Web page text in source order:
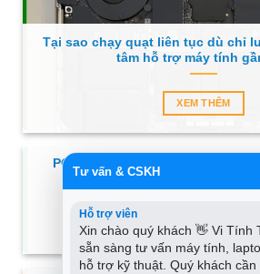
Tại sao chạy quạt liên tục dù chỉ
tâm hỗ trợ máy tính
XEM THÊM
PC Làm thế nào để đổi tên máy
Hướng dẫn chi tiết tại
XEM THÊM
Tư vấn & CSKH
Hỗ trợ viên
Xin chào quý khách 👋 Vi Tính
sẵn sàng tư vấn máy tính,
hỗ trợ kỹ thuật. Quý khách